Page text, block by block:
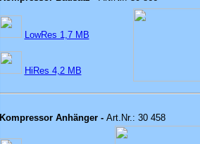
LowRes 1,7 MB
HiRes 4,2 MB
Kompressor Anhänger - Art.Nr.: 30 458